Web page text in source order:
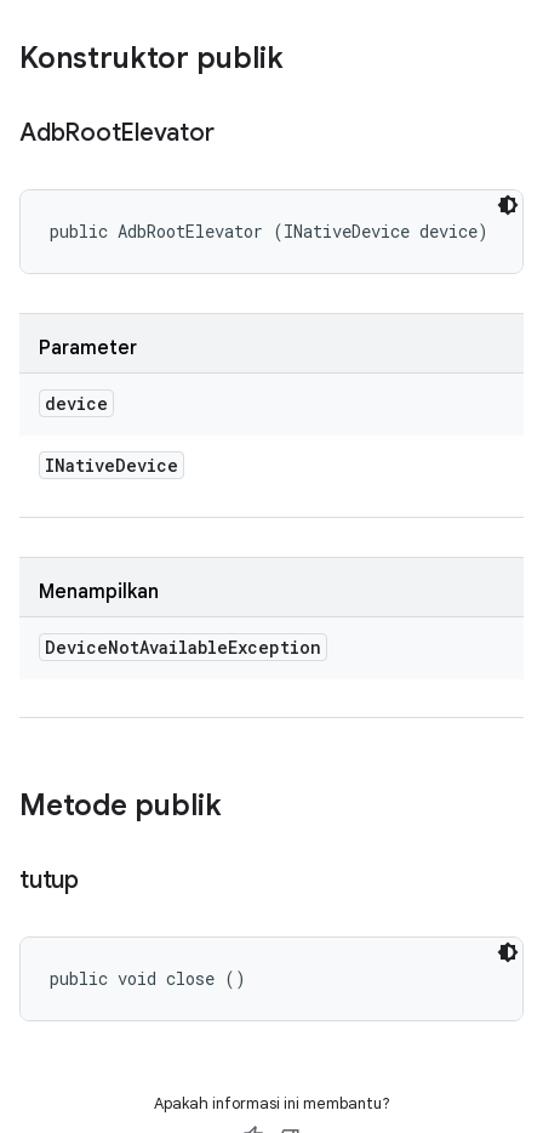
Konstruktor publik
AdbRootElevator
public AdbRootElevator (INativeDevice device)
Parameter
device
INativeDevice
Menampilkan
DeviceNotAvailableException
Metode publik
tutup
public void close ()
Apakah informasi ini membantu?